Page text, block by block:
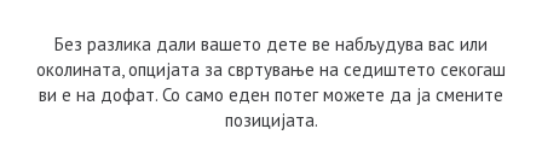
Без разлика дали вашето дете ве набљудува вас или
околината, опцијата за свртување на седиштето секогаш
ви е на дофат. Со само еден потег можете да ја смените
позицијата.